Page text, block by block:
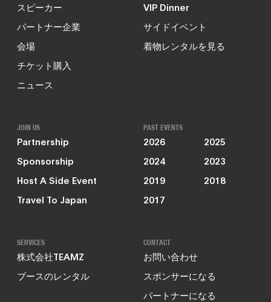
スピーカー
パートナー企業
会場
チケット購入
ニュース
VIP Dinner
サイドイベント
着物レンタルを見る
JOIN US
Partnership
Sponsorship
Host A Side Event
Travel To Japan
PAST EVENTS
2026
2025
2024
2023
2019
2018
2017
SERVICES
株式会社TEAMZ
ブースのレンタル
CONTACT
お問い合わせ
スポンサーになる
パートナーになる